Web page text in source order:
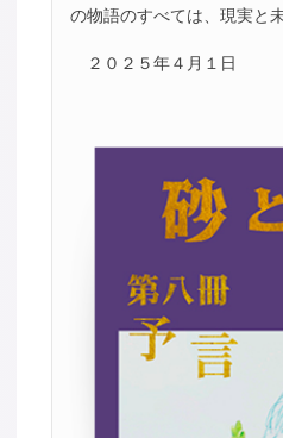
の物語のすべては、現実と
２０２５年４月１日